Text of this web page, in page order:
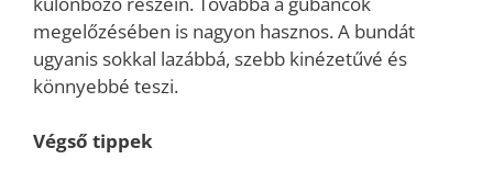
megelőzésében is nagyon hasznos. A bundát
ugyanis sokkal lazábbá, szebb kinézetűvé és
könnyebbé teszi.
Végső tippek